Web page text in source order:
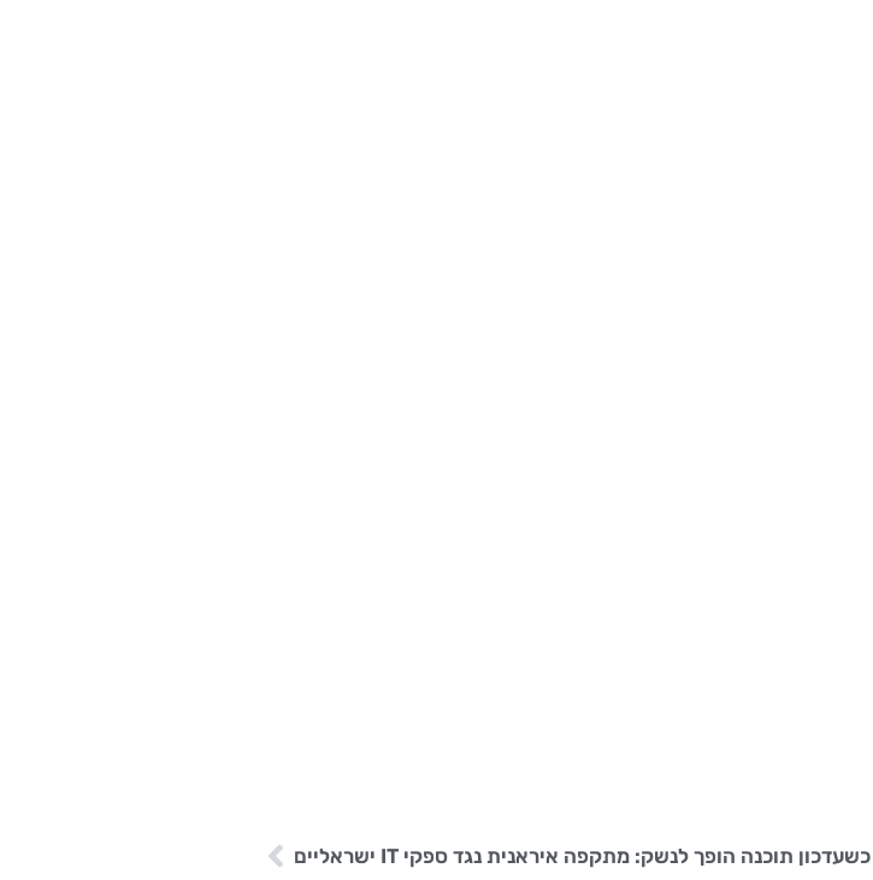
כשעדכון תוכנה הופך לנשק: מתקפה איראנית נגד ספקי IT ישראליים